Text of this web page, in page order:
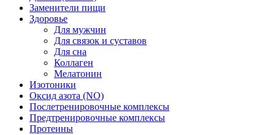
Заменители пищи
Здоровье
Для мужчин
Для связок и суставов
Для сна
Коллаген
Мелатонин
Изотоники
Оксид азота (NO)
Послетренировочные комплексы
Предтренировочные комплексы
Протеины